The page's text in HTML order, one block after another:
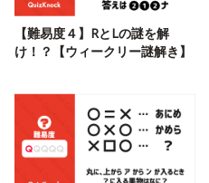
【難易度４】RとLの謎を解
け！？【ウィークリー謎解き】